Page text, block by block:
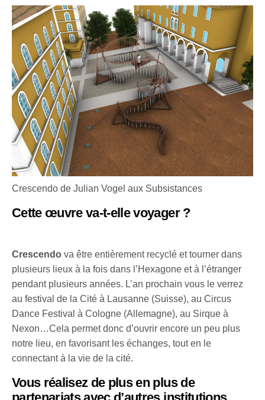
Crescendo de Julian Vogel aux Subsistances
Cette œuvre va-t-elle voyager ?
Crescendo va être entièrement recyclé et tourner dans
plusieurs lieux à la fois dans l’Hexagone et à l’étranger
pendant plusieurs années. L’an prochain vous le verrez
au festival de la Cité à Lausanne (Suisse), au Circus
Dance Festival à Cologne (Allemagne), au Sirque à
Nexon…Cela permet donc d’ouvrir encore un peu plus
notre lieu, en favorisant les échanges, tout en le
connectant à la vie de la cité.
Vous réalisez de plus en plus de